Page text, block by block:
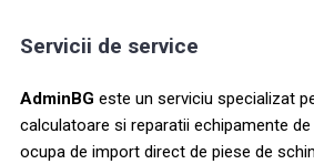
Servicii de service
AdminBG este un serviciu specializat
calculatoare si reparatii echipamente
ocupa de import direct de piese de